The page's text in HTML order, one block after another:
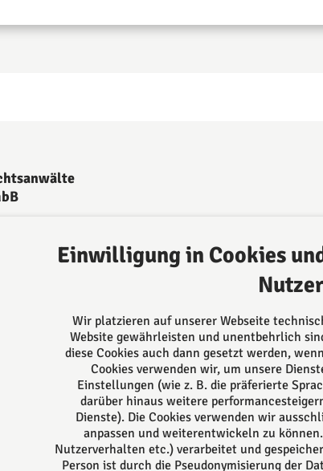
Einwilligung in Cookies
Wir platzieren auf unserer Webseite
Website gewährleisten und unentbehrlich
diese Cookies auch dann gesetzt werden,
Cookies verwenden wir, um unsere
Einstellungen (wie z. B. die präferierte
darüber hinaus weitere
Dienste). Die Cookies verwenden wir
anpassen und weiterentwickeln zu
Nutzerverhalten etc.) verarbeitet und
Person ist durch die Pseudonymisierung der